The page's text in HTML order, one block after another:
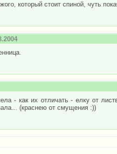
который стоит спиной, чуть
- как их отличать - елку от
(краснею от смущения :))